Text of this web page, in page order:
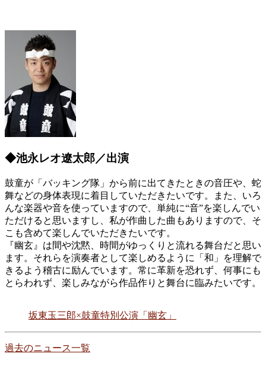
◆池永レオ遼太郎／出演
鼓童が「バッキング隊」から前に出てきたときの音圧や、蛇
舞などの身体表現に着目していただきたいです。また、いろ
んな楽器や音を使っていますので、単純に“音”を楽しんでい
ただけると思いますし、私が作曲した曲もありますので、そ
こも含めて楽しんでいただきたいです。
『幽玄』は間や沈黙、時間がゆっくりと流れる舞台だと思い
ます。それらを演奏者として楽しめるように「和」を理解で
きるよう稽古に励んでいます。常に革新を恐れず、何事にも
とらわれず、楽しみながら作品作りと舞台に臨みたいです。
坂東玉三郎×鼓童特別公演「幽玄」
過去のニュース一覧